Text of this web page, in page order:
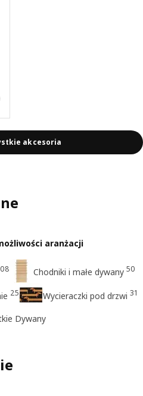
akcesoria
aranżacji
Chodniki i małe dywany 50
25 Wycieraczki pod drzwi 31
Dywany